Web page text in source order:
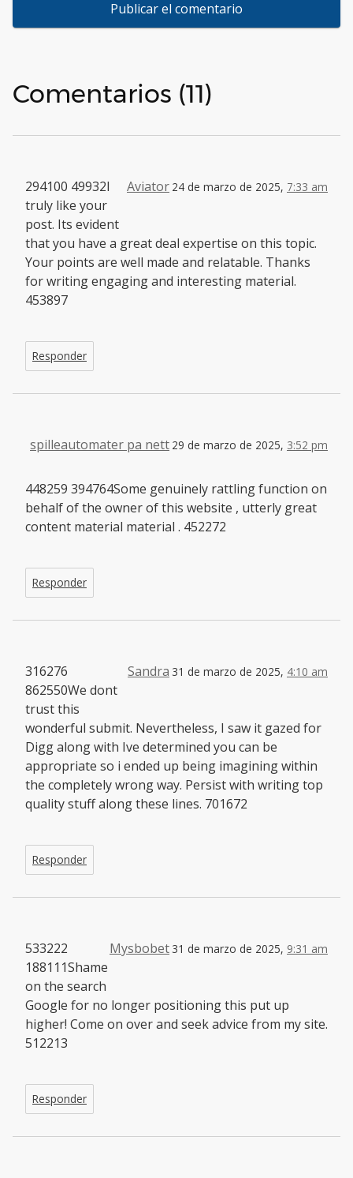
Comentarios (11)
Aviator 24 de marzo de 2025, 7:33 am
294100 49932I
truly like your
post. Its evident
that you have a great deal expertise on this topic.
Your points are well made and relatable. Thanks
for writing engaging and interesting material.
453897
Responder
spilleautomater pa nett 29 de marzo de 2025, 3:52 pm
448259 394764Some genuinely rattling function on
behalf of the owner of this website , utterly great
content material material . 452272
Responder
Sandra 31 de marzo de 2025, 4:10 am
316276
862550We dont
trust this
wonderful submit. Nevertheless, I saw it gazed for
Digg along with Ive determined you can be
appropriate so i ended up being imagining within
the completely wrong way. Persist with writing top
quality stuff along these lines. 701672
Responder
Mysbobet 31 de marzo de 2025, 9:31 am
533222
188111Shame
on the search
Google for no longer positioning this put up
higher! Come on over and seek advice from my site.
512213
Responder